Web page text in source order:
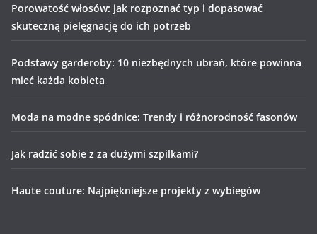
Porowatość włosów: jak rozpoznać typ i dopasować
skuteczną pielęgnację do ich potrzeb
Podstawy garderoby: 10 niezbędnych ubrań, które powinna
mieć każda kobieta
Moda na modne spódnice: Trendy i różnorodność fasonów
Jak radzić sobie z za dużymi szpilkami?
Haute couture: Najpiękniejsze projekty z wybiegów